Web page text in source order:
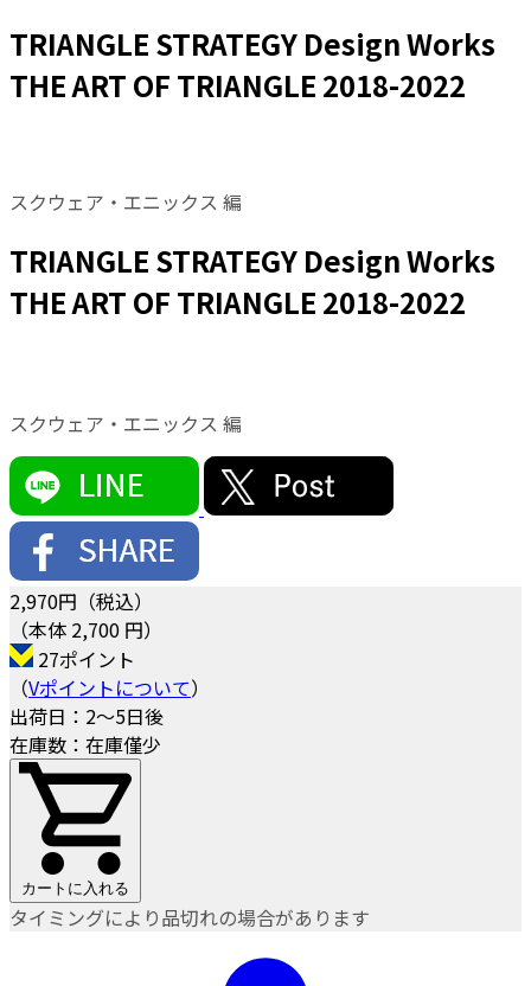
TRIANGLE STRATEGY Design Works
THE ART OF TRIANGLE 2018-2022
スクウェア・エニックス 編
TRIANGLE STRATEGY Design Works
THE ART OF TRIANGLE 2018-2022
スクウェア・エニックス 編
2,970円（税込）
（本体 2,700 円）
27ポイント
（Vポイントについて）
出荷日：2～5日後
在庫数：在庫僅少
カートに入れる
タイミングにより品切れの場合があります